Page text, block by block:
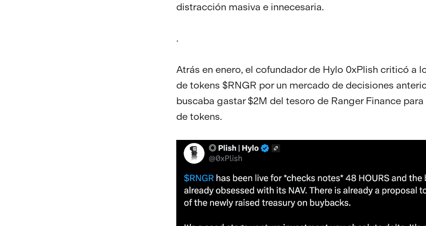
distracción masiva e innecesaria.
.
Atrás en enero, el cofundador de Hylo 0xPlish criticó a
de tokens $RNGR por un mercado de decisiones
buscaba gastar $2M del tesoro de Ranger Finance
de tokens.